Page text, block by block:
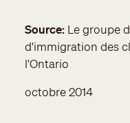
Source Le groupe
d'immigration des
l'Ontario
octobre 2014